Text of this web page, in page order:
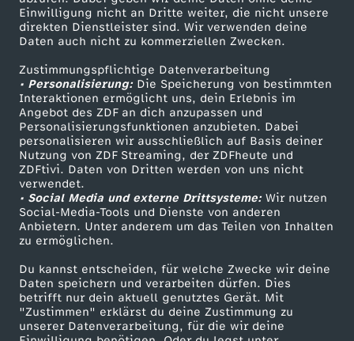
Einwilligung nicht an Dritte weiter, die nicht unsere
direkten Dienstleister sind. Wir verwenden deine
Daten auch nicht zu kommerziellen Zwecken.
Zustimmungspflichtige Datenverarbeitung
• Personalisierung:Die Speicherung von bestimmten
Interaktionen ermöglicht uns, dein Erlebnis im
Angebot des ZDF an dich anzupassen und
Personalisierungsfunktionen anzubieten. Dabei
personalisieren wir ausschließlich auf Basis deiner
Nutzung von ZDF Streaming, der ZDFheute und
ZDFtivi. Daten von Dritten werden von uns nicht
verwendet.
• Social Media und externe Drittsysteme:Wir nutzen
Social-Media-Tools und Dienste von anderen
Anbietern. Unter anderem um das Teilen von Inhalten
zu ermöglichen.
Du kannst entscheiden, für welche Zwecke wir deine
Daten speichern und verarbeiten dürfen. Dies
betrifft nur dein aktuell genutztes Gerät. Mit
"Zustimmen" erklärst du deine Zustimmung zu
unserer Datenverarbeitung, für die wir deine
g
z
u
r
M
2
0
Smart TV
ZDFtext
Livestreams
Sendungen A-Z
TV-Programm
Kontakt zum ZDF
Tickets
Zuschauerservice
Hilfe
ZDF Unternehmen
Karriere
ZDF goes Schule
Werbefernsehen
Mainzelmännchen